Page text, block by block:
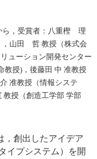
ら ，受賞者：八重樫 理
，山田 哲 教授（株式会
ューション開発センター
教授)，後藤田 中 准教授
准教授（情報システ
教授（創造工学部 学部
創出したアイデア
イプシステム）を開